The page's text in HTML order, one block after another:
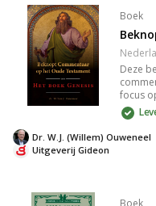
Boek
Deze
focus
de
van de
zijn
Uitgeverij Gideon
Dr. W.J. (Willem) Ouweneel
Boek